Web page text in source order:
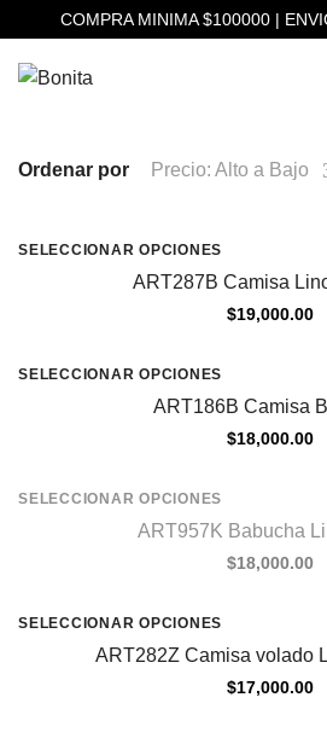
COMPRA MINIMA $100000 |
Ordenar por Precio: Alto a Bajo
SELECCIONAR OPCIONES
ART287B Camisa
$19,000.00
SELECCIONAR OPCIONES
ART186B Camisa
$18,000.00
Agotado
SELECCIONAR OPCIONES
ART957K Babucha
$18,000.00
REINGRESO
SELECCIONAR OPCIONES
ART282Z Camisa volado
$17,000.00